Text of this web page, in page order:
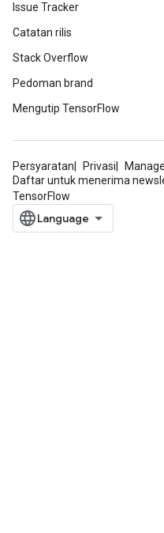
Issue Tracker
Catatan rilis
Stack Overflow
Pedoman brand
Mengutip TensorFlow
Persyaratan Privasi
Daftar untuk menerima
TensorFlow